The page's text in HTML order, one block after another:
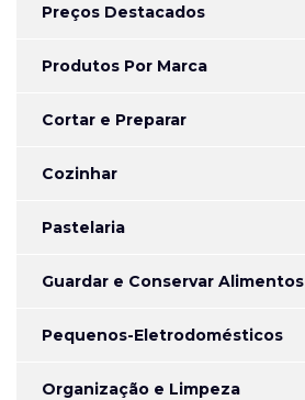
Preços Destacados
Produtos Por Marca
Cortar e Preparar
Cozinhar
Pastelaria
Guardar e Conservar Alimentos
Pequenos-Eletrodomésticos
Organização e Limpeza